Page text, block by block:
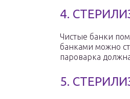
4.
Чистые банки
банками можно
пароварка
5.